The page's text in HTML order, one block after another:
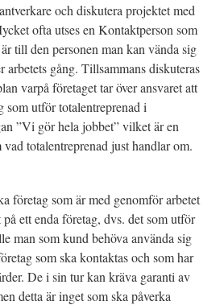
och diskutera projektet med
ofta utses en Kontaktperson som
till den personen man kan vända sig
arbetets gång. Tillsammans diskuteras
varpå företaget tar över ansvaret att
utför totalentreprenad i
”Vi gör hela jobbet” vilket är en
totalentreprenad just handlar om.
företag som är med genomför arbetet
ett enda företag, dvs. det som utför
man som kund behöva använda sig
som ska kontaktas och som har
De i sin tur kan kräva garanti av
detta är inget som ska påverka